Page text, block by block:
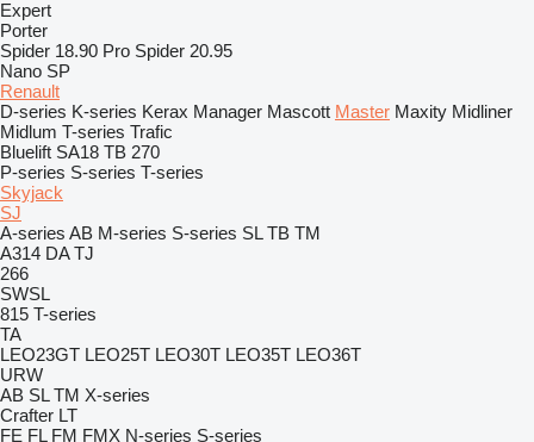
Expert
Porter
Spider 18.90 Pro Spider 20.95
Nano SP
Renault
D-series K-series Kerax Manager Mascott Master Maxity Midliner
Midlum T-series Trafic
Bluelift SA18 TB 270
P-series S-series T-series
Skyjack
SJ
A-series AB M-series S-series SL TB TM
A314 DA TJ
266
SWSL
815 T-series
TA
LEO23GT LEO25T LEO30T LEO35T LEO36T
URW
AB SL TM X-series
Crafter LT
FE FL FM FMX N-series S-series